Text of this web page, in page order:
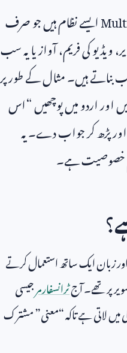
ایسے نظام ہیں جو صرف
ویڈیو کی فریم، آواز یا یہ سب
ہیں۔ مثال کے طور پر
اور اردو میں پوچھیں “اس
اور پڑھ کر جواب دے۔ یہ
خصوصیت ہے۔
زبان ایک ساتھ استعمال کرتے
پر تھے۔ آجٹرانسفارمرجیسی
میں لاتی ہے تاکہ “معنی” مشترک